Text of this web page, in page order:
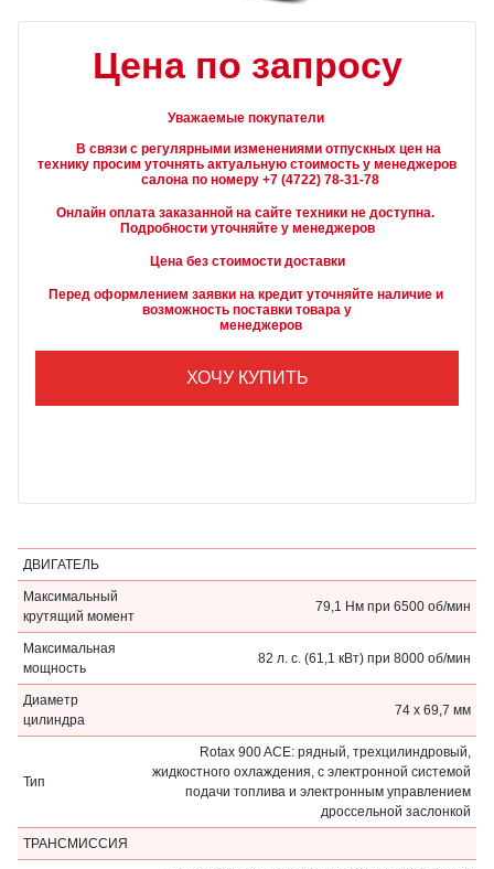
Цена по запросу
Уважаемые покупатели
технику просим уточнять актуальную стоимость у менеджеров
Онлайн оплата заказанной на сайте техники не доступна.
Подробности уточняйте у менеджеров
Цена без стоимости доставки
Перед оформлением заявки на кредит уточняйте наличие и
возможность поставки товара у
        менеджеров
ХОЧУ КУПИТЬ
ДВИГАТЕЛЬ
Максимальный
крутящий момент
79,1 Нм при 6500 об/мин
Максимальная
мощность
82 л. с. (61,1 кВт) при 8000 об/мин
Диаметр
цилиндра
74 x 69,7 мм
Тип
Rotax 900 ACE: рядный, трехцилиндровый,
жидкостного охлаждения, с электронной системой
подачи топлива и электронным управлением
дроссельной заслонкой
ТРАНCМИССИЯ